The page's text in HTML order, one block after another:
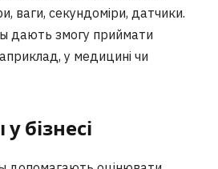
ваги, секундоміри, датчики.
дають змогу приймати
у медицині чи
бізнесі